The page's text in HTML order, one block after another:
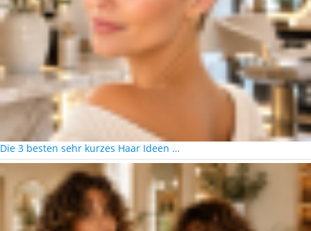
Die 3 besten sehr kurzes Haar Ideen …